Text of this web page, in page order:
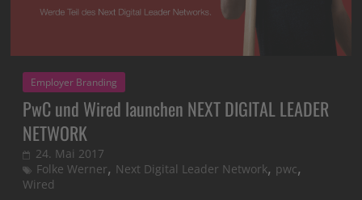
Employer Branding
PwC und Wired launchen NEXT DIGITAL LEADER
NETWORK
24. Mai 2017
Folke Werner, Next Digital Leader Network, pwc,
Wired